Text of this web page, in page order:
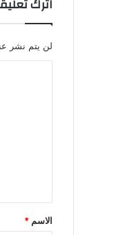
اترك
لن يتم نشر
*
الاسم *